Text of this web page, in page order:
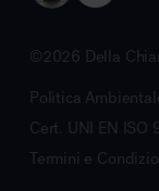
©2026 Della
Politica
Cert. UNI EN ISO
Termini e